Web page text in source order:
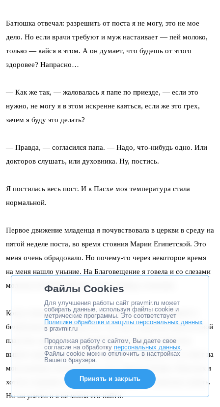
Батюшка отвечал: разрешить от поста я не могу, это не мое
дело. Но если врачи требуют и муж настаивает — пей молоко,
только — кайся в этом. А он думает, что будешь от этого
здоровее? Напрасно…
— Как же так, — жаловалась я папе по приезде, — если это
нужно, не могу я в этом искренне каяться, если же это грех,
зачем я буду это делать?
— Правда, — согласился папа. — Надо, что-нибудь одно. Или
докторов слушать, или духовника. Ну, постись.
Я постилась весь пост. И к Пасхе моя температура стала
нормальной.
Первое движение младенца я почувствовала в церкви в среду на
пятой неделе поста, во время стояния Марии Египетской. Это
меня очень обрадовало. Но почему-то через некоторое время
на меня нашло уныние. На Благовещение я говела и со слезами
молилась Божией Матери о каком-нибудь утешении.
Когда я выходила из церкви, мне попался под ноги какой-то
белый комочек, я подняла его. Это был старый детский носовой
платочек, грязный и худенький. Но на одном уголке было
вышито красными нитками “Сережа”. Я приняла это за ответ на
мою молитву и благодарила за него Матерь Божию. Платочек я
хотела сохранить на память, выстирала его и повесила сушить.
Но он улетел и я не могла его найти.
Файлы Cookies
Для улучшения работы сайт pravmir.ru может
собирать данные, используя файлы cookie и
метрические программы. Это соответствует
Политике обработки и защиты персональных данных
в pravmir.ru
Продолжая работу с сайтом, Вы даете свое
согласие на обработку персональных данных.
Файлы cookie можно отключить в настройках
Вашего браузера.
Принять и закрыть